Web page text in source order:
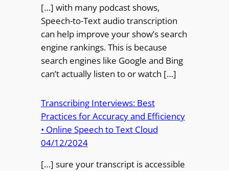
[…] with many podcast shows,
Speech-to-Text audio transcription
can help improve your show’s search
engine rankings. This is because
search engines like Google and Bing
can’t actually listen to or watch […]
Transcribing Interviews: Best
Practices for Accuracy and Efficiency
• Online Speech to Text Cloud
04/12/2024
[…] sure your transcript is accessible